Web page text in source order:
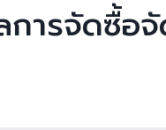
ารจัดซื้อ